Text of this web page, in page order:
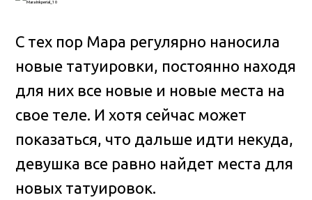
С тех пор Мара регулярно наносила
новые татуировки, постоянно находя
для них все новые и новые места на
свое теле. И хотя сейчас может
показаться, что дальше идти некуда,
девушка все равно найдет места для
новых татуировок.